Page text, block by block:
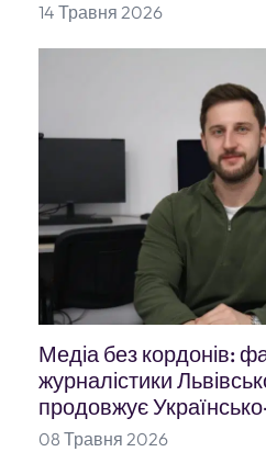
14 Травня 2026
Медіа без кордонів:
журналістики
продовжує
08 Травня 2026